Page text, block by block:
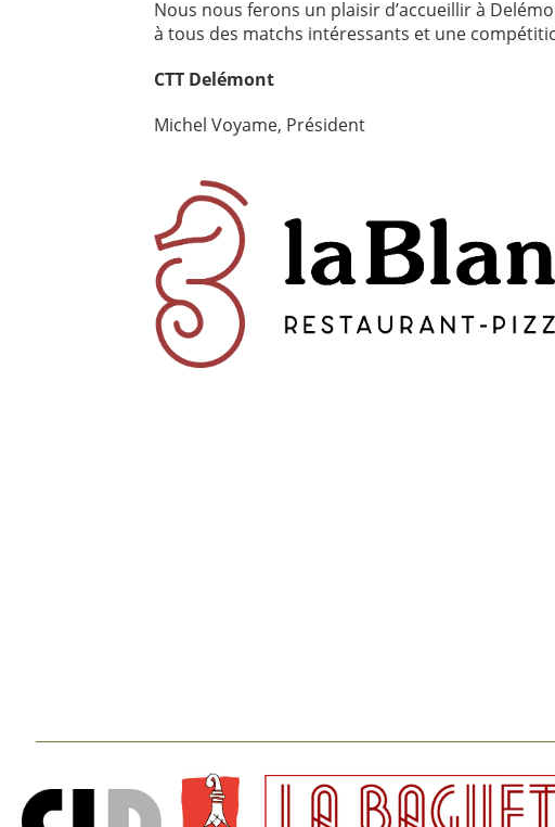
Nous nous ferons un plaisir d’accueillir à
à tous des matchs intéressants et une
CTT Delémont
Michel Voyame, Président